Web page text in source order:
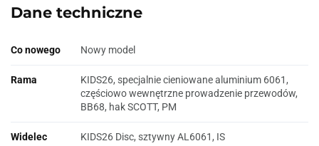
Dane techniczne
Co nowego Nowy model
Rama
KIDS26, specjalnie cieniowane aluminium 6061,
częściowo wewnętrzne prowadzenie przewodów,
BB68, hak SCOTT, PM
Widelec KIDS26 Disc, sztywny AL6061, IS